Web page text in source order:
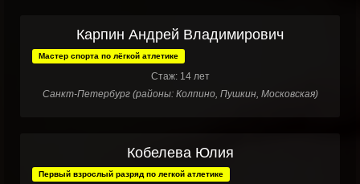
Карпин Андрей Владимирович
Мастер спорта по лёгкой атлетике
Стаж: 14 лет
Санкт-Петербург (районы: Колпино, Пушкин, Московская)
Кобелева Юлия
Первый взрослый разряд по легкой атлетике